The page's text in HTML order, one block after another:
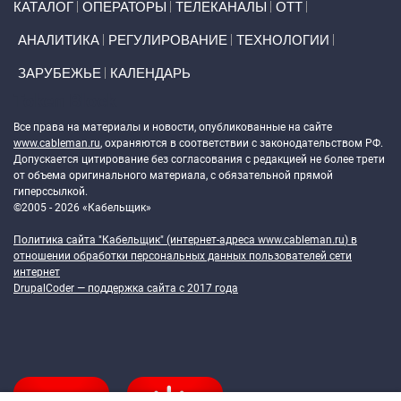
КАТАЛОГ ОПЕРАТОРЫ ТЕЛЕКАНАЛЫ ОТТ
АНАЛИТИКА РЕГУЛИРОВАНИЕ ТЕХНОЛОГИИ
ЗАРУБЕЖЬЕ КАЛЕНДАРЬ
Все права на материалы и новости, опубликованные на сайте
www.cableman.ru, охраняются в соответствии с законодательством РФ.
Допускается цитирование без согласования с редакцией не более трети
от объема оригинального материала, с обязательной прямой
гиперссылкой.
©2005 - 2026 «Кабельщик»
Политика сайта "Кабельщик" (интернет-адреса www.cableman.ru) в
отношении обработки персональных данных пользователей сети
интернет
DrupalCoder — поддержка сайта c 2017 года